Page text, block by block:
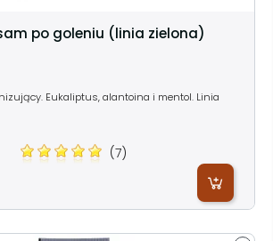
po goleniu (linia zielona)
Eukaliptus, alantoina i mentol. Linia
(7)